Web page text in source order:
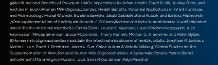
5)Multifunctional Benefits of Prevalent HMOs: Implications for Infant Health, David R. Hill, Jo May Chow, and
Rachael H. Buck 6)Human Milk Oligosaccharides: Health Benefits, Potential Applications in Infant Formulas,
and Pharmacology Michał Wiciński, Ewelina Sawicka, Jakub Gębalski,1Karol Kubiak, and Bartosz Malinowski
7)Oral supplementation of healthy adults with 2′-O-fucosyllactose and lacto-N-neotetraose is well tolerated
and shifts the intestinal microbiota, Emma Elison, Louise K. Vigsnaes, Laura Rindom Krogsgaard, Julie
Rasmussen, Nikolaj Sørensen, Bruce McConnell, Thierry Hennet, Morten O. A. Sommer and Peter Bytzer,
8)Human milk oligosaccharides modulate the intestinal microbiome of healthy adults, Jonathan P. Jacobs 1,
Martin L. Lee, David J. Rechtman, Adam K. Sun, Chloe Autran & Victoria Niklas 9) Clinical Studies on the
Supplementation of Manufactured Human Milk Oligosaccharides: A Systematic Review Yannik Bernd
Schönknecht,María Virginia Moreno Tovar, Stina Rikke Jensen,Katja Parschat